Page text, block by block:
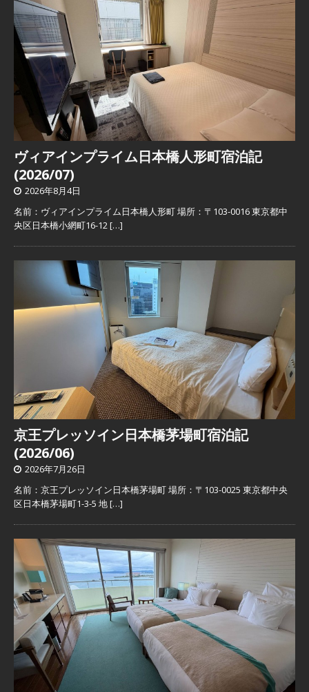
ヴィアインプライム日本橋人形町宿泊記
(2026/07)
2026年8月4日
名前：ヴィアインプライム日本橋人形町 場所：〒103-0016 東京都中
央区日本橋小網町16-12[…]
京王プレッソイン日本橋茅場町宿泊記
(2026/06)
2026年7月26日
名前：京王プレッソイン日本橋茅場町 場所：〒103-0025 東京都中央
区日本橋茅場町1-3-5 地[…]